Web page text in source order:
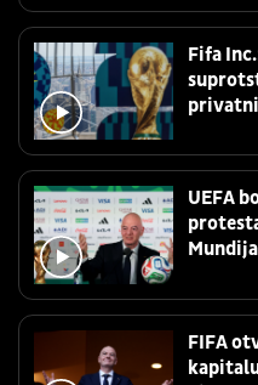
Fifa
UEFA
FIFA